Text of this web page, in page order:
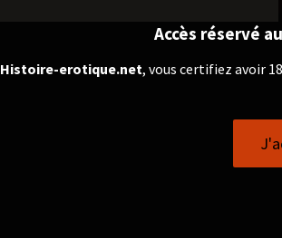
Accès réservé
Histoire-erotique.net, vous certifiez avoir